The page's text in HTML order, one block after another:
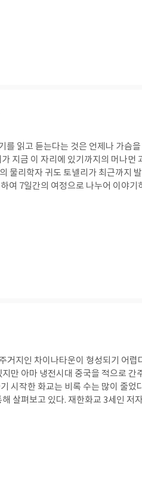
정에 이르는 것이 열반이다’고 말했
지 못한 현대의 우리에게 주는 의미
자라 죽음을 두려운 것으로 인식하
서 우리가 욕망의 그물에서 벗어날
다. 옛날 로마의 장군들이 승리의 행
나 또한 삶과 죽음의 간극이 얼마만
럼에도 ‘우연이란 준비한 자에게 찾
규모 사업의 힘든 삶을 끝낼 수 있다
업 사업에 합류한 김선주 상무가 조
외길 수순이었다. 바둑에선 외길 수
직 살아있지 못한 자’들의 이야기라는 미
과연 미생에서 벗어나게 될지, 아
고 있다.
읽고 듣는다는 것은 언제나 가슴
지금 이 자리에 있기까지의 머나먼
물리학자 귀도 토넬리가 최근까지
여 7일간의 여정으로 나누어 이야기
원리가 지배하는 양자역학의 법칙
들도 대규모로 관찰하고 구조가 거시
형을 얻게 된다. 즉 엄청난 수의 무작
한다. 저자는 유럽입자물리연구소
을 찾는 시간여행을 시작한다.
이다. 그러나 저자는 이런 질문이 잘
팽창단계의 우주, 양성자와 같은 하
한 이야기를 7일에 걸쳐 소개한다.
대략 90억년의 시간이다. 기원을 찾
들도 새롭게 알아간다. 암흑물질과
하다고 한다. 마치 옛날 지구가 평
대은하의 중심에는 초질량 블랙홀
아직도 우리는 우주에서 중요한 일이
미궁속으로 빠져드는 느낌이 들기도 한다.
그와 관련된 물리학자들을 소개하고
. 마치 인문학 책을 읽는 듯한 느낌이
는 것 같다. 다만 물리학에 문외한이
제는 되지 않는다. 저자가 프롤로그
거지인 차이나타운이 형성되기 어렵
만 아마 냉전시대 중국을 적으로 간
시작한 화교는 비록 수는 많이 줄었
살펴보고 있다. 재한화교 3세인 저
미한다고 저자는 말한다. 근대들어
리 음식점이 즐비했다고 한다. 우
화요리 식재료가 인천을 통해 퍼지
부터 시작하여 그들의 삶과 음식에
고급 중화요리점은 개항기 인천의